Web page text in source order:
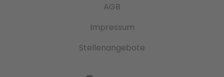
AGB
Impressum
Stellenangebote